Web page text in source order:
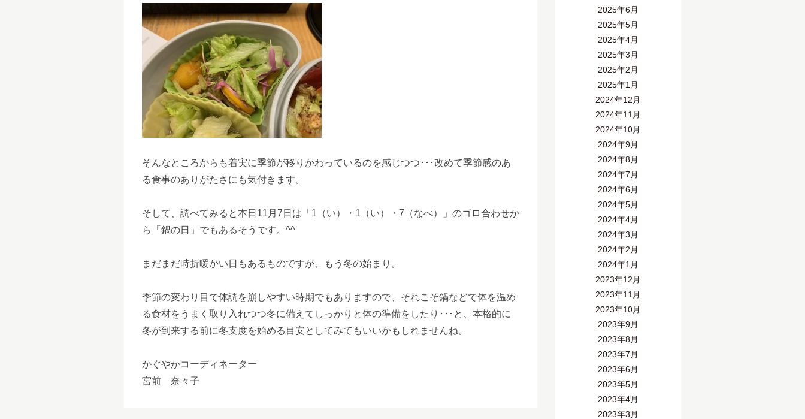
そんなところからも着実に季節が移りかわっているのを感じつつ･･･改めて季節感のあ
る食事のありがたさにも気付きます。
そして、調べてみると本日11月7日は「1（い）・1（い）・7（なべ）」のゴロ合わせか
ら「鍋の日」でもあるそうです。^^
まだまだ時折暖かい日もあるものですが、もう冬の始まり。
季節の変わり目で体調を崩しやすい時期でもありますので、それこそ鍋などで体を温め
る食材をうまく取り入れつつ冬に備えてしっかりと体の準備をしたり･･･と、本格的に
冬が到来する前に冬支度を始める目安としてみてもいいかもしれませんね。
かぐやかコーディネーター
宮前 奈々子
2025年6月
2025年5月
2025年4月
2025年3月
2025年2月
2025年1月
2024年12月
2024年11月
2024年10月
2024年9月
2024年8月
2024年7月
2024年6月
2024年5月
2024年4月
2024年3月
2024年2月
2024年1月
2023年12月
2023年11月
2023年10月
2023年9月
2023年8月
2023年7月
2023年6月
2023年5月
2023年4月
2023年3月